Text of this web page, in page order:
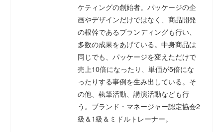
ケティングの創始者。パッケージの企
画やデザインだけではなく、商品開発
の根幹であるブランディングも行い、
多数の成果をあげている。中身商品は
同じでも、パッケージを変えただけで
売上10倍になったり、単価が5倍にな
ったりする事例を生み出している。そ
の他、執筆活動、講演活動なども行
う。ブランド・マネージャー認定協会2
級＆1級＆ミドルトレーナー。